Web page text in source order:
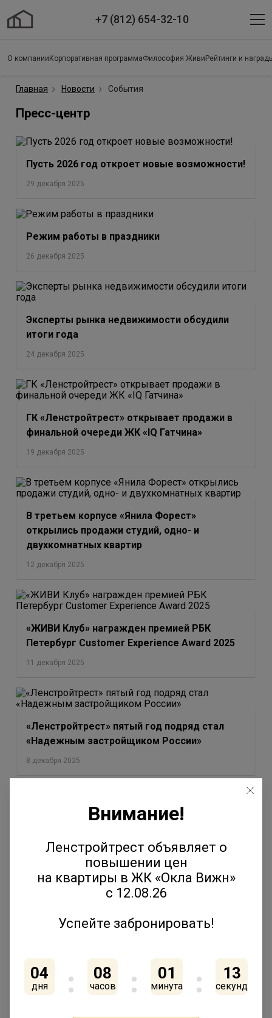
+7 (812) 654-32-10
О компании Корпоративная программаФилософия Живи Рейтинги и
Главная Новости События
Пресс-центр
Пусть 2026 год откроет новые возможности!
29 декабря 2025
Режим работы в праздники
26 декабря 2025
Эксперты рынка недвижимости обсудили
итоги года
24 декабря 2025
ГК «Ленстройтрест» открывает продажи в
финальной очереди ЖК «IQ Гатчина»
19 декабря 2025
В третьем корпусе «Янила Форест»
открылись продажи студий, одно- и
двухкомнатных квартир
12 декабря 2025
«ЖИВИ Клуб» награжден премией РБК
Петербург Customer Experience Award 2025
11 декабря 2025
«Ленстройтрест» пятый год подряд стал
«Надежным застройщиком России»
8 декабря 2025
В 3 корпусе «Янила Форест» открыты
продажи трехкомнатных квартир
«Ленстройтрест» получил разрешение на
Внимание!
Ленстройтрест объявляет о
повышении цен
на квартиры в ЖК «Окла Вижн»
с 12.08.26
Успейте забронировать!
04
дня
08
часов
01
минута
13
секунд